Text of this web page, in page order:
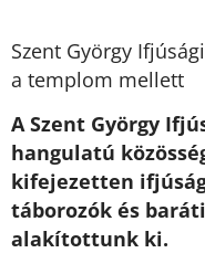
Szent György
a templom mellett
A Szent György
hangulatú
kifejezetten
táborozók és
alakítottunk ki.